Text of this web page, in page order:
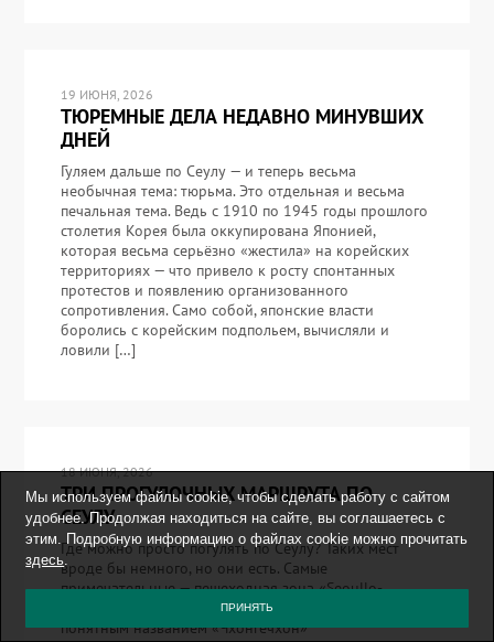
19 ИЮНЯ, 2026
ТЮРЕМНЫЕ ДЕЛА НЕДАВНО МИНУВШИХ
ДНЕЙ
Гуляем дальше по Сеулу — и теперь весьма
необычная тема: тюрьма. Это отдельная и весьма
печальная тема. Ведь с 1910 по 1945 годы прошлого
столетия Корея была оккупирована Японией,
которая весьма серьёзно «жестила» на корейских
территориях — что привело к росту спонтанных
протестов и появлению организованного
сопротивления. Само собой, японские власти
боролись с корейским подпольем, вычисляли и
ловили […]
18 ИЮНЯ, 2026
ТРИ ПРОГУЛОЧНЫХ МАРШРУТА ПО
СЕУЛУ.
Где можно просто погулять по Сеулу? Таких мест
вроде бы немного, но они есть. Самые
примечательные — пешеходная зона «Seoullo-
7017» и прогулочная зона вдоль ручья с простым и
понятным названием «Чхонгечхон»
Мы используем файлы cookie, чтобы сделать работу с сайтом
удобнее. Продолжая находиться на сайте, вы соглашаетесь с
этим. Подробную информацию о файлах cookie можно прочитать
здесь.
ПРИНЯТЬ